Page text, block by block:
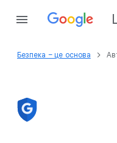
Безпека – це основа